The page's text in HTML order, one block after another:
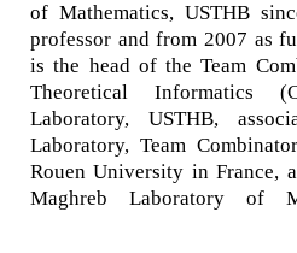
of Mathematics, USTHB
professor and from 2007 as
is the head of the Team
Theoretical Informatics
Laboratory, USTHB,
Laboratory, Team
Rouen University in France,
Maghreb Laboratory of